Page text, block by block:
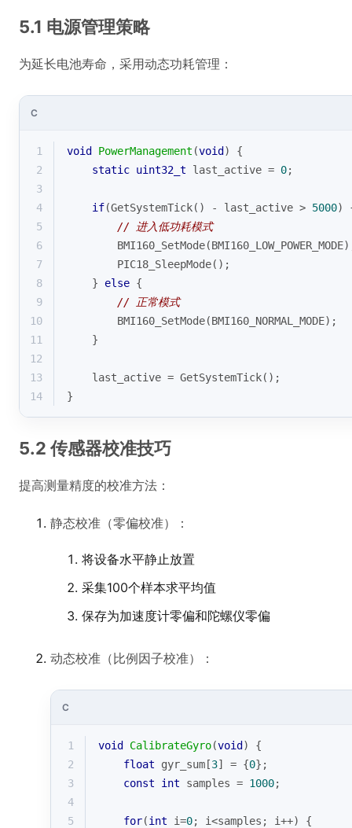
5.1 电源管理策略
为延长电池寿命，采用动态功耗管理：
C
1 void PowerManagement (void )
{
2
static uint32_t last_active = 0;
3
4
if(GetSystemTick() - last_active > 5000)
5
// 进入低功耗模式
6
7
        PIC18_SleepMode();
8
    }
else {
9
// 正常模式
10
        BMI160_SetMode(BMI160_NORMAL_MODE);
11
    }
12
13
    last_active = GetSystemTick();
14
}
5.2 传感器校准技巧
提高测量精度的校准方法：
静态校准（零偏校准）：
将设备水平静止放置
采集100个样本求平均值
保存为加速度计零偏和陀螺仪零偏
动态校准（比例因子校准）：
C
1 void CalibrateGyro(void )
{
2
float gyr_sum[3] = {0};
3
const int samples = 1000;
4
5
for(int i=0; i<samples; i++) {